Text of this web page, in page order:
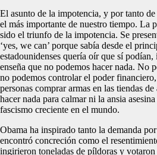
El asunto de la impotencia, y por tanto
el más importante de nuestro tiempo. La
sido el triunfo de la impotencia. Se
‘yes, we can’ porque sabía desde el
estadounidenses quería oír que sí
enseña que no podemos hacer nada. No
no podemos controlar el poder
personas comprar armas en las tiendas
hacer nada para calmar ni la ansia
fascismo creciente en el mundo.
Obama ha inspirado tanto la demanda
encontró concreción como el
ingirieron toneladas de píldoras y